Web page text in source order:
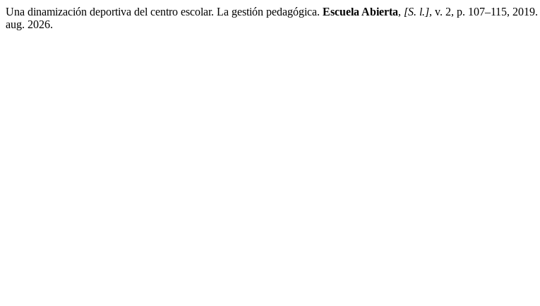
Una dinamización deportiva del centro escolar. La gestión pedagógica. Escuela Abierta, [S. l.], v. 2, p. 107–115, 2019.
aug. 2026.